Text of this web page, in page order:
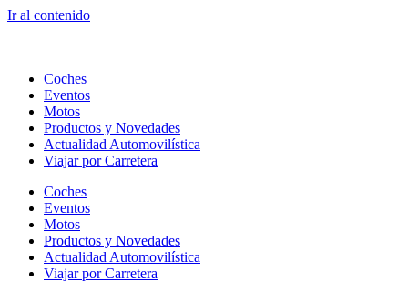
Ir al contenido
Coches
Eventos
Motos
Productos y Novedades
Actualidad Automovilística
Viajar por Carretera
Coches
Eventos
Motos
Productos y Novedades
Actualidad Automovilística
Viajar por Carretera